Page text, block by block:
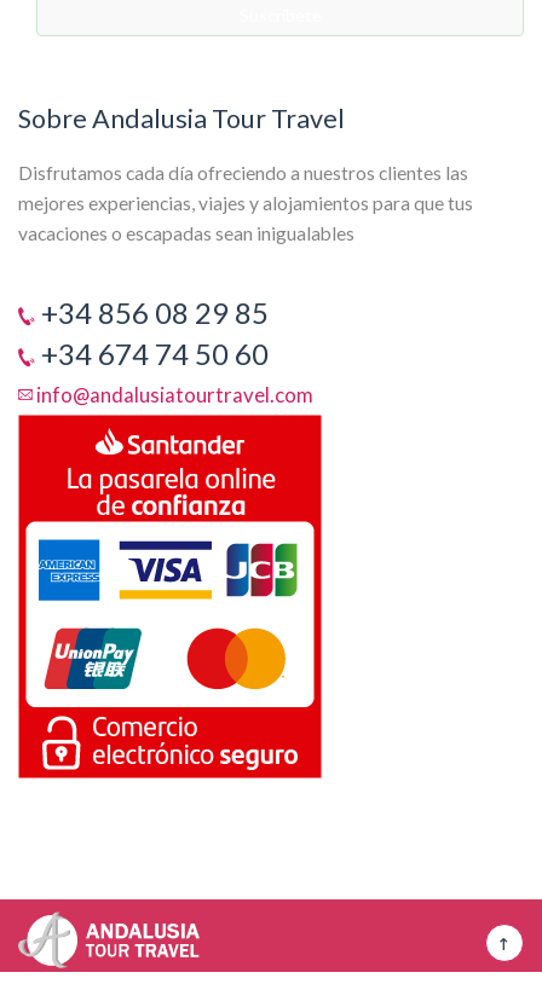
Sobre Andalusia Tour Travel
Disfrutamos cada día ofreciendo a nuestros clientes las
mejores experiencias, viajes y alojamientos para que tus
vacaciones o escapadas sean inigualables
+34 856 08 29 85
+34 674 74 50 60
info@andalusiatourtravel.com